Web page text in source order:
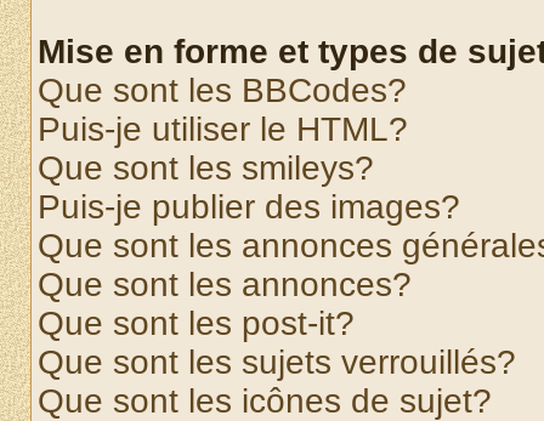
Mise en forme et types de
Que sont les BBCodes?
Puis-je utiliser le HTML?
Que sont les smileys?
Puis-je publier des images?
Que sont les annonces
Que sont les annonces?
Que sont les post-it?
Que sont les sujets verrouillés?
Que sont les icônes de sujet?